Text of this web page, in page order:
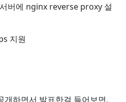
버에 nginx reverse proxy 설
지원
하면서 발표한걸 들어보면,